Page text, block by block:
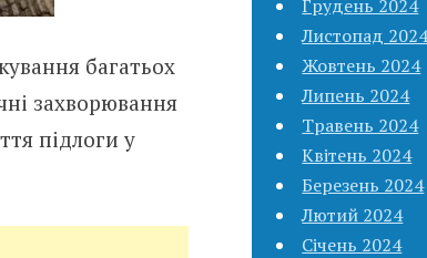
багатьох
захворювання
підлоги у
Грудень 2024
Листопад
Жовтень 2024
Липень 2024
Травень 2024
Квітень 2024
Березень 2024
Лютий 2024
Січень 2024